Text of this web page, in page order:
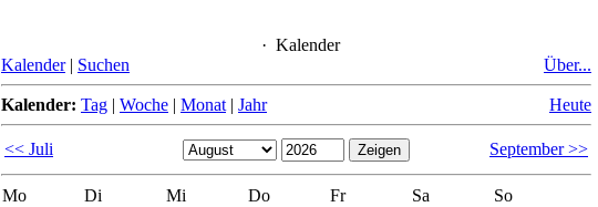
· Kalender
Kalender | Suchen Über...
Kalender: Tag | Woche | Monat | Jahr Heute
<< Juli September >>
Mo Di Mi Do Fr Sa
So